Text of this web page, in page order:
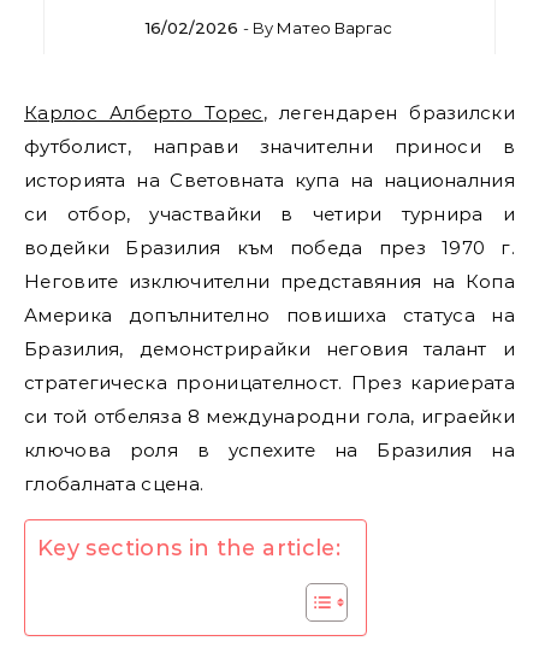
16/02/2026 - By Матео Варгас
Карлос Алберто Торес, легендарен бразилски
футболист, направи значителни приноси в
историята на Световната купа на националния
си отбор, участвайки в четири турнира и
водейки Бразилия към победа през 1970 г.
Неговите изключителни представяния на Копа
Америка допълнително повишиха статуса на
Бразилия, демонстрирайки неговия талант и
стратегическа проницателност. През кариерата
си той отбеляза 8 международни гола, играейки
ключова роля в успехите на Бразилия на
глобалната сцена.
Key sections in the article: